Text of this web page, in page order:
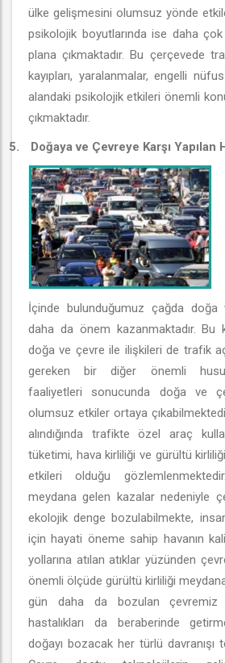
ülke gelişmesini olumsuz yönde
psikolojik boyutlarında ise daha
plana çıkmaktadır. Bu çerçevede
kayıpları, yaralanmalar, engelli
alandaki psikolojik etkileri önemli
çıkmaktadır.
5.
Doğaya ve Çevreye Karşı Yapılan
İçinde bulunduğumuz çağda
daha da önem kazanmaktadır. Bu
doğa ve çevre ile ilişkileri de trafik
gereken bir diğer önemli
faaliyetleri sonucunda doğa ve
olumsuz etkiler ortaya
alındığında trafikte özel araç
tüketimi, hava kirliliği ve gürültü
etkileri olduğu
meydana gelen kazalar nedeniyle
ekolojik denge bozulabilmekte,
için hayati öneme sahip havanın
yollarına atılan atıklar yüzünden
önemli ölçüde gürültü kirliliği
gün daha da bozulan çevremiz
hastalıkları da beraberinde
doğayı bozacak her türlü davranışı